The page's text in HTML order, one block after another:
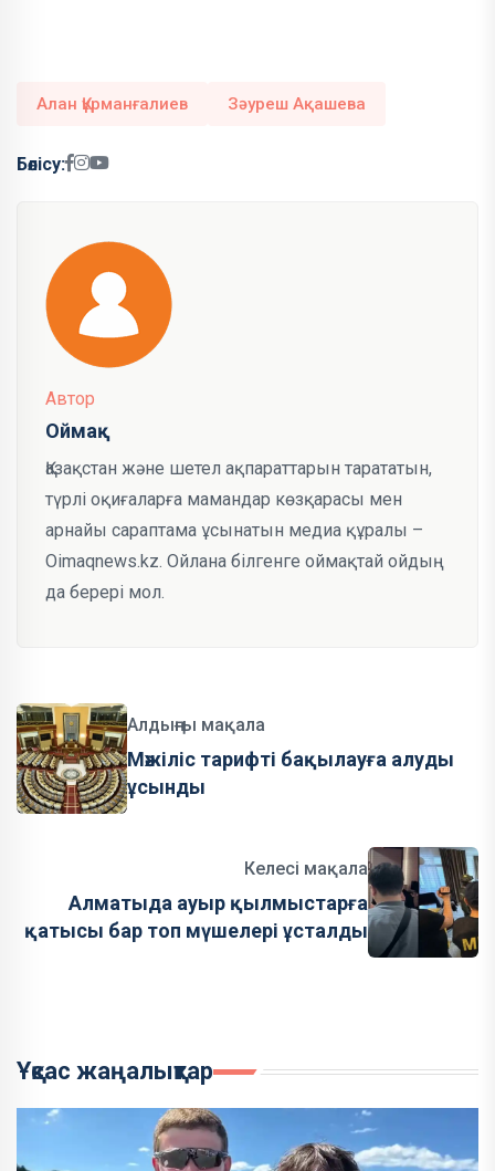
Алан Құрманғалиев Зәуреш Ақашева
Бөлісу:
Автор
Оймақ
Қазақстан және шетел ақпараттарын тарататын,
түрлі оқиғаларға мамандар көзқарасы мен
арнайы сараптама ұсынатын медиа құралы –
Oimaqnews.kz. Ойлана білгенге оймақтай ойдың
да берері мол.
Алдыңғы мақала
Мәжіліс тарифті бақылауға алуды
ұсынды
Келесі мақала
Алматыда ауыр қылмыстарға
қатысы бар топ мүшелері ұсталды
Ұқсас жаңалықтар